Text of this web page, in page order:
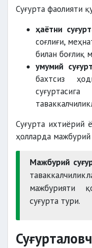
Суғурта фаолияти
ҳаётни
соғлиғи,
билан боғлиқ
умумий
бахтсиз
Суғурта ихтиёрий
ҳолларда
Мажбурий
мажбурияти
суғурта тури.